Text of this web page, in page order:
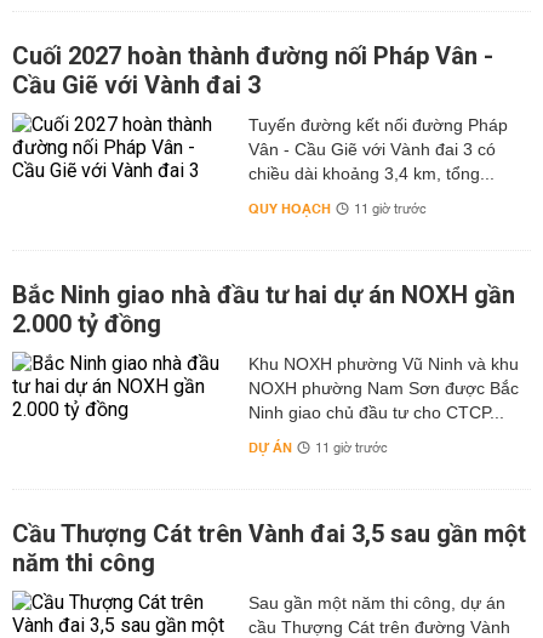
Cuối 2027 hoàn thành đường nối Pháp Vân -
Cầu Giẽ với Vành đai 3
Tuyến đường kết nối đường Pháp
Vân - Cầu Giẽ với Vành đai 3 có
chiều dài khoảng 3,4 km, tổng...
QUY HOẠCH 11 giờ trước
Bắc Ninh giao nhà đầu tư hai dự án NOXH gần
2.000 tỷ đồng
Khu NOXH phường Vũ Ninh và khu
NOXH phường Nam Sơn được Bắc
Ninh giao chủ đầu tư cho CTCP...
DỰ ÁN 11 giờ trước
Cầu Thượng Cát trên Vành đai 3,5 sau gần một
năm thi công
Sau gần một năm thi công, dự án
cầu Thượng Cát trên đường Vành